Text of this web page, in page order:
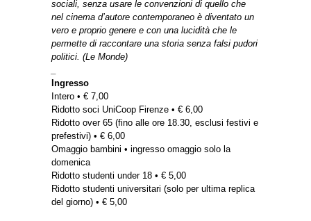
sociali, senza usare le convenzioni di quello che
nel cinema d’autore contemporaneo è diventato un
vero e proprio genere e con una lucidità che le
permette di raccontare una storia senza falsi pudori
politici. (Le Monde)
Ingresso
Intero • € 7,00
Ridotto soci UniCoop Firenze • € 6,00
Ridotto over 65 (fino alle ore 18.30, esclusi festivi e
prefestivi) • € 6,00
Omaggio bambini • ingresso omaggio solo la
domenica
Ridotto studenti under 18 • € 5,00
Ridotto studenti universitari (solo per ultima replica
del giorno) • € 5,00